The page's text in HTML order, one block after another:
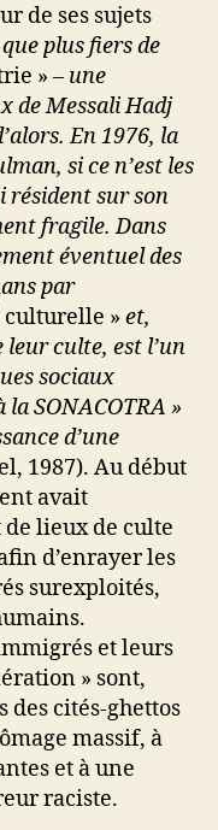
de ses sujets
plus fiers de
»– une
de Messali Hadj
En 1976, la
si ce n’est les
résident sur son
fragile. Dans
éventuel des
par
» et,
culte, est l’un
sociaux
SONACOTRA »
d’une
1987). Au début
avait
lieux de culte
d’enrayer les
surexploités,
et leurs
» sont,
des cités-ghettos
massif, à
et à une
raciste.